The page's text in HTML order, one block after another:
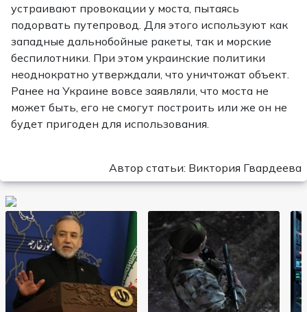
устраивают провокации у моста, пытаясь
подорвать путепровод. Для этого используют как
западные дальнобойные ракеты, так и морские
беспилотники. При этом украинские политики
неоднократно утверждали, что уничтожат объект.
Ранее на Украине вовсе заявляли, что моста не
может быть, его не смогут построить или же он не
будет пригоден для использования.
Автор статьи: Виктория Гвардеева